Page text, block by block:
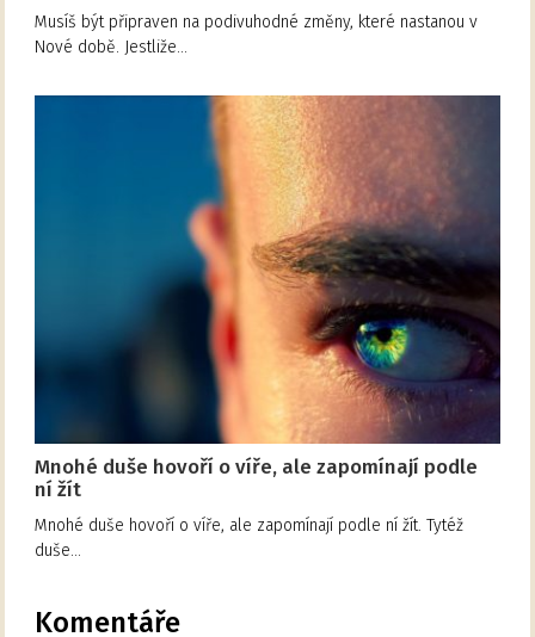
Musíš být připraven na podivuhodné změny, které nastanou v
Nové době. Jestliže…
Mnohé duše hovoří o víře, ale zapomínají podle
ní žít
Mnohé duše hovoří o víře, ale zapomínají podle ní žít. Tytéž
duše…
Komentáře